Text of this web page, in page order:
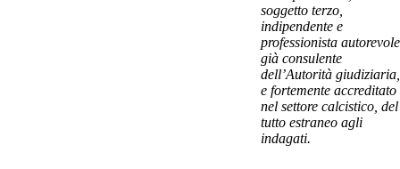
soggetto terzo,
indipendente e
professionista autorevole,
già consulente
dell’Autorità giudiziaria,
e fortemente accreditato
nel settore calcistico, del
tutto estraneo agli
indagati.